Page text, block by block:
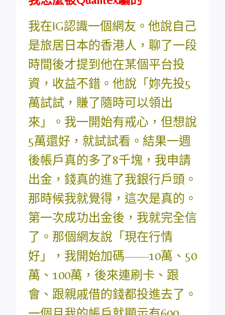
我在IG認識一個網友。他說自己
是旅居日本的香港人，聊了一段
時間後才提到他在某個平台投
資，收益不錯。他說「妳先投5
萬試試，賺了隨時可以領出
來」。我一開始有戒心，但想說
5萬還好，就試試看。結果一週
後帳戶真的多了8千塊，我申請
出金，錢真的進了我銀行戶頭。
那時候我就覺得，這次是真的。
第一次成功出金後，我就完全信
了。那個網友說「現在行情
好」，我開始加碼——10萬、50
萬、100萬，後來連刷卡、跟
會、跟親戚借的錢都投進去了。